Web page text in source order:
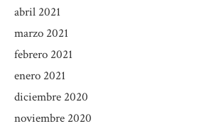
abril 2021
marzo 2021
febrero 2021
enero 2021
diciembre 2020
noviembre 2020